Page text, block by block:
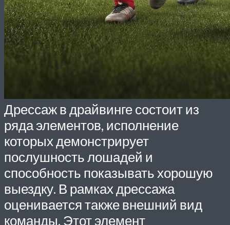
Дрессаж в драйвинге состоит из
ряда элементов, исполнение
которых демонстрирует
послушность лошадей и
способность показывать хорошую
выездку. В рамках дрессажа
оценивается также внешний вид
команды. Этот элемент